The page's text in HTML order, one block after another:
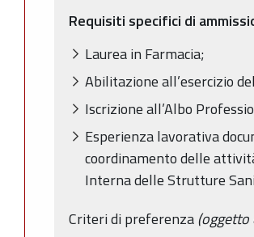
Requisiti specifici di
Laurea in Farmacia;
Abilitazione all’esercizio
Iscrizione all’Albo
Esperienza lavorativa
coordinamento delle
Interna delle Strutture
Criteri di preferenza(oggetto